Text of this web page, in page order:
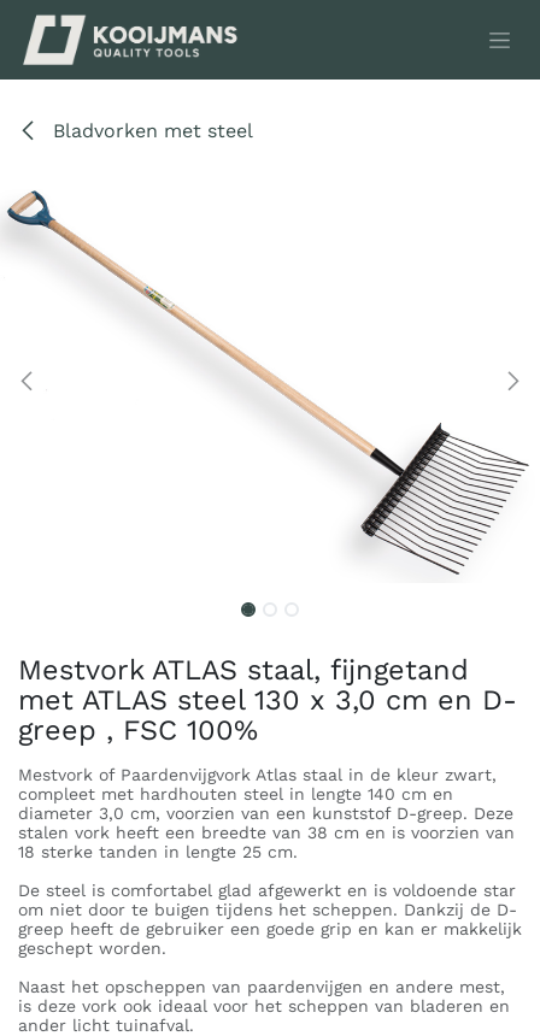
Overslaan naar inhoud
Bladvorken met steel
Mestvork ATLAS staal, fijngetand
met ATLAS steel 130 x 3,0 cm en D-
greep , FSC 100%
Mestvork of Paardenvijgvork Atlas staal in de kleur zwart,
compleet met hardhouten steel in lengte 140 cm en
diameter 3,0 cm, voorzien van een kunststof D-greep. Deze
stalen vork heeft een breedte van 38 cm en is voorzien van
18 sterke tanden in lengte 25 cm.
De steel is comfortabel glad afgewerkt en is voldoende star
om niet door te buigen tijdens het scheppen. Dankzij de D-
greep heeft de gebruiker een goede grip en kan er makkelijk
geschept worden.
Naast het opscheppen van paardenvijgen en andere mest,
is deze vork ook ideaal voor het scheppen van bladeren en
ander licht tuinafval.